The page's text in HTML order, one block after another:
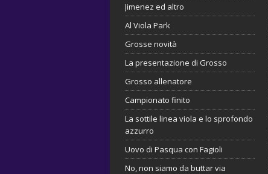
Jimenez ed altro
Al Viola Park
Grosse novità
La presentazione di Grosso
Grosso allenatore
Campionato finito
La sottile linea viola e lo sprofondo
azzurro
Uovo di Pasqua con Fagioli
No, non siamo da buttar via